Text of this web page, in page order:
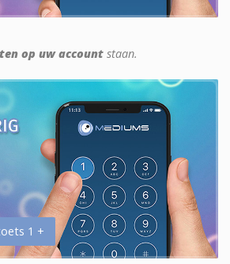
op uw account staan.
1 +